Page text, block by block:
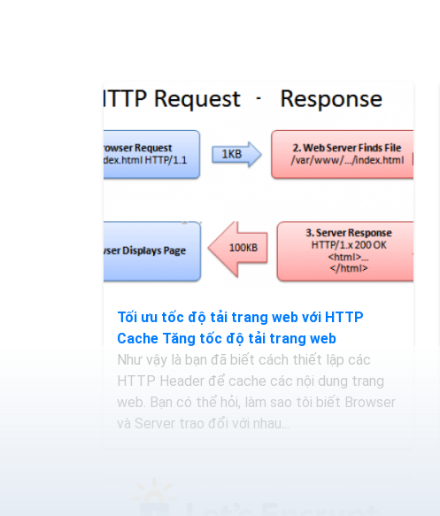
Tối ưu tốc độ tải trang web với HTTP
Cache Tăng tốc độ tải trang web
Như vậy là bạn đã biết cách thiết lập các
HTTP Header để cache các nội dung trang
web. Bạn có thể hỏi, làm sao tôi biết Browser
và Server trao đổi với nhau...